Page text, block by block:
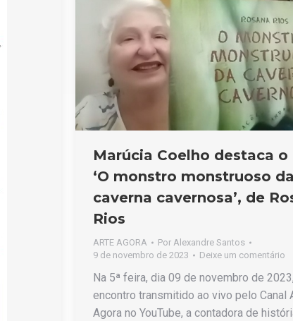
Marúcia Coelho destaca o
‘O monstro monstruoso da
caverna cavernosa’, de
Rios
ARTE AGORA Por Alexandre Santos
9 de novembro de 2023
Deixe um comentário
Na 5ª feira, dia 09 de novembro de
encontro transmitido ao vivo pelo Canal
Agora no YouTube, a contadora de